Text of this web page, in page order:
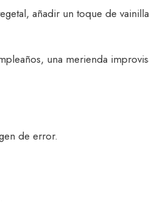
añadir un toque de
una merienda
de error.